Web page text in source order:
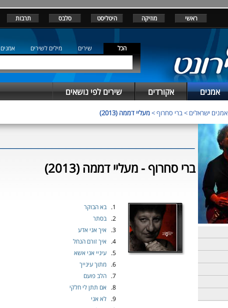
ראשי מוזיקה היטליסט סלבס תרבות
הכל שירים מילים לשירים אמנים
אמנים אקורדים שירים לפי נושאים
אמנים ישראלים >ברי סחרוף>מעליי דממה (2013)
ברי סחרוף - מעליי דממה (2013)
1.
בא הבוקר
2.
בסתר
3.
איך אני אדע
4.
איך זורם הנחל
5.
עיניי אני אשא
6.
מתוך עינייך
7.
הלב פועם
8.
אם תתן לי חלקי
9.
לא אני